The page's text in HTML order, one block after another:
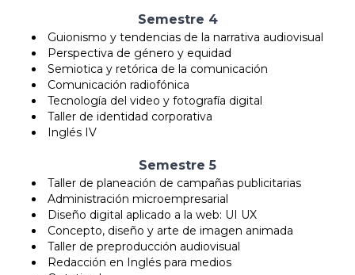
Semestre 4
Guionismo y tendencias de la narrativa audiovisual
Perspectiva de género y equidad
Semiotica y retórica de la comunicación
Comunicación radiofónica
Tecnología del video y fotografía digital
Taller de identidad corporativa
Inglés IV
Semestre 5
Taller de planeación de campañas publicitarias
Administración microempresarial
Diseño digital aplicado a la web: UI UX
Concepto, diseño y arte de imagen animada
Taller de preproducción audiovisual
Redacción en Inglés para medios